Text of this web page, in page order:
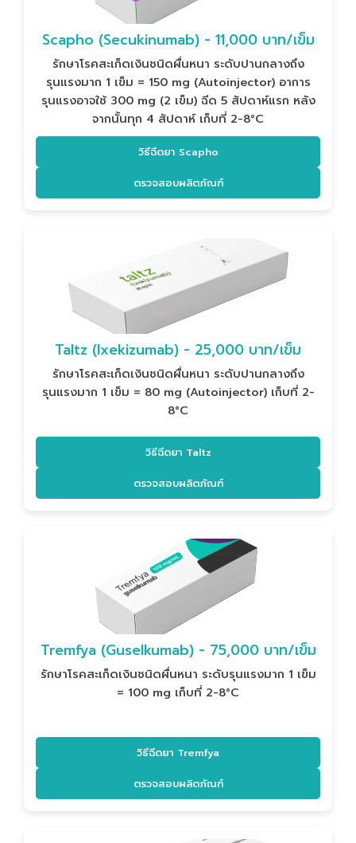
Scapho (Secukinumab) - 11,000 บาท/เข็ม
รักษาโรคสะเก็ดเงินชนิดผื่นหนา ระดับปานกลางถึง
รุนแรงมาก 1 เข็ม = 150 mg (Autoinjector) อาการ
รุนแรงอาจใช้ 300 mg (2 เข็ม) ฉีด 5 สัปดาห์แรก หลัง
จากนั้นทุก 4 สัปดาห์ เก็บที่ 2-8°C
วิธีฉีดยา Scapho
ตรวจสอบผลิตภัณฑ์
Taltz (Ixekizumab) - 25,000 บาท/เข็ม
รักษาโรคสะเก็ดเงินชนิดผื่นหนา ระดับปานกลางถึง
รุนแรงมาก 1 เข็ม = 80 mg (Autoinjector) เก็บที่ 2-
8°C
วิธีฉีดยา Taltz
ตรวจสอบผลิตภัณฑ์
Tremfya (Guselkumab) - 75,000 บาท/เข็ม
รักษาโรคสะเก็ดเงินชนิดผื่นหนา ระดับรุนแรงมาก 1 เข็ม
= 100 mg เก็บที่ 2-8°C
วิธีฉีดยา Tremfya
ตรวจสอบผลิตภัณฑ์